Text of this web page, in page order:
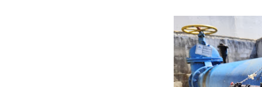
Gobierno bolivariano
Niños merideños
Hospital universitario